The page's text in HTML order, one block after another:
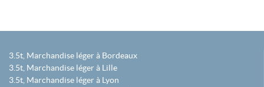
3.5t, Marchandise léger à Bordeaux
3.5t, Marchandise léger à Lille
3.5t, Marchandise léger à Lyon